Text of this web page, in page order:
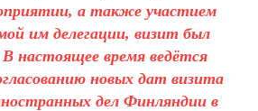
а также участием
им делегации, визит был
настоящее время ведётся
новых дат визита
дел Финляндии в